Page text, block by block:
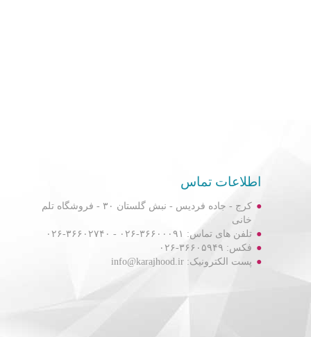
اطلاعات تماس
کرج - جاده فردیس - نبش گلستان ۳۰ - فروشگاه تلم
خانی
تلفن های تماس: ۳۶۶۰۰۰۹۱-۰۲۶ - ۳۶۶۰۲۷۴۰-۰۲۶
فکس: ۳۶۶۰۵۹۴۹-۰۲۶
پست الکترونیک: info@karajhood.ir